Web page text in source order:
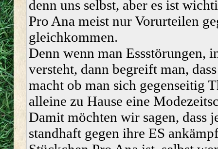
denn uns selbst, aber es ist
Pro Ana meist nur Vorurteilen
gleichkommen.
Denn wenn man Essstörungen,
versteht, dann begreift man,
macht ob man sich gegenseitig
alleine zu Hause eine
Damit möchten wir sagen, dass
standhaft gegen ihre ES